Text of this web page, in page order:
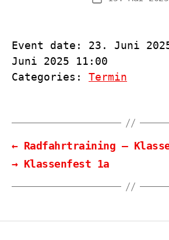
Event date: 23. Juni
Juni 2025 11:00
Categories: Termin
← Radfahrtraining –
→ Klassenfest 1a